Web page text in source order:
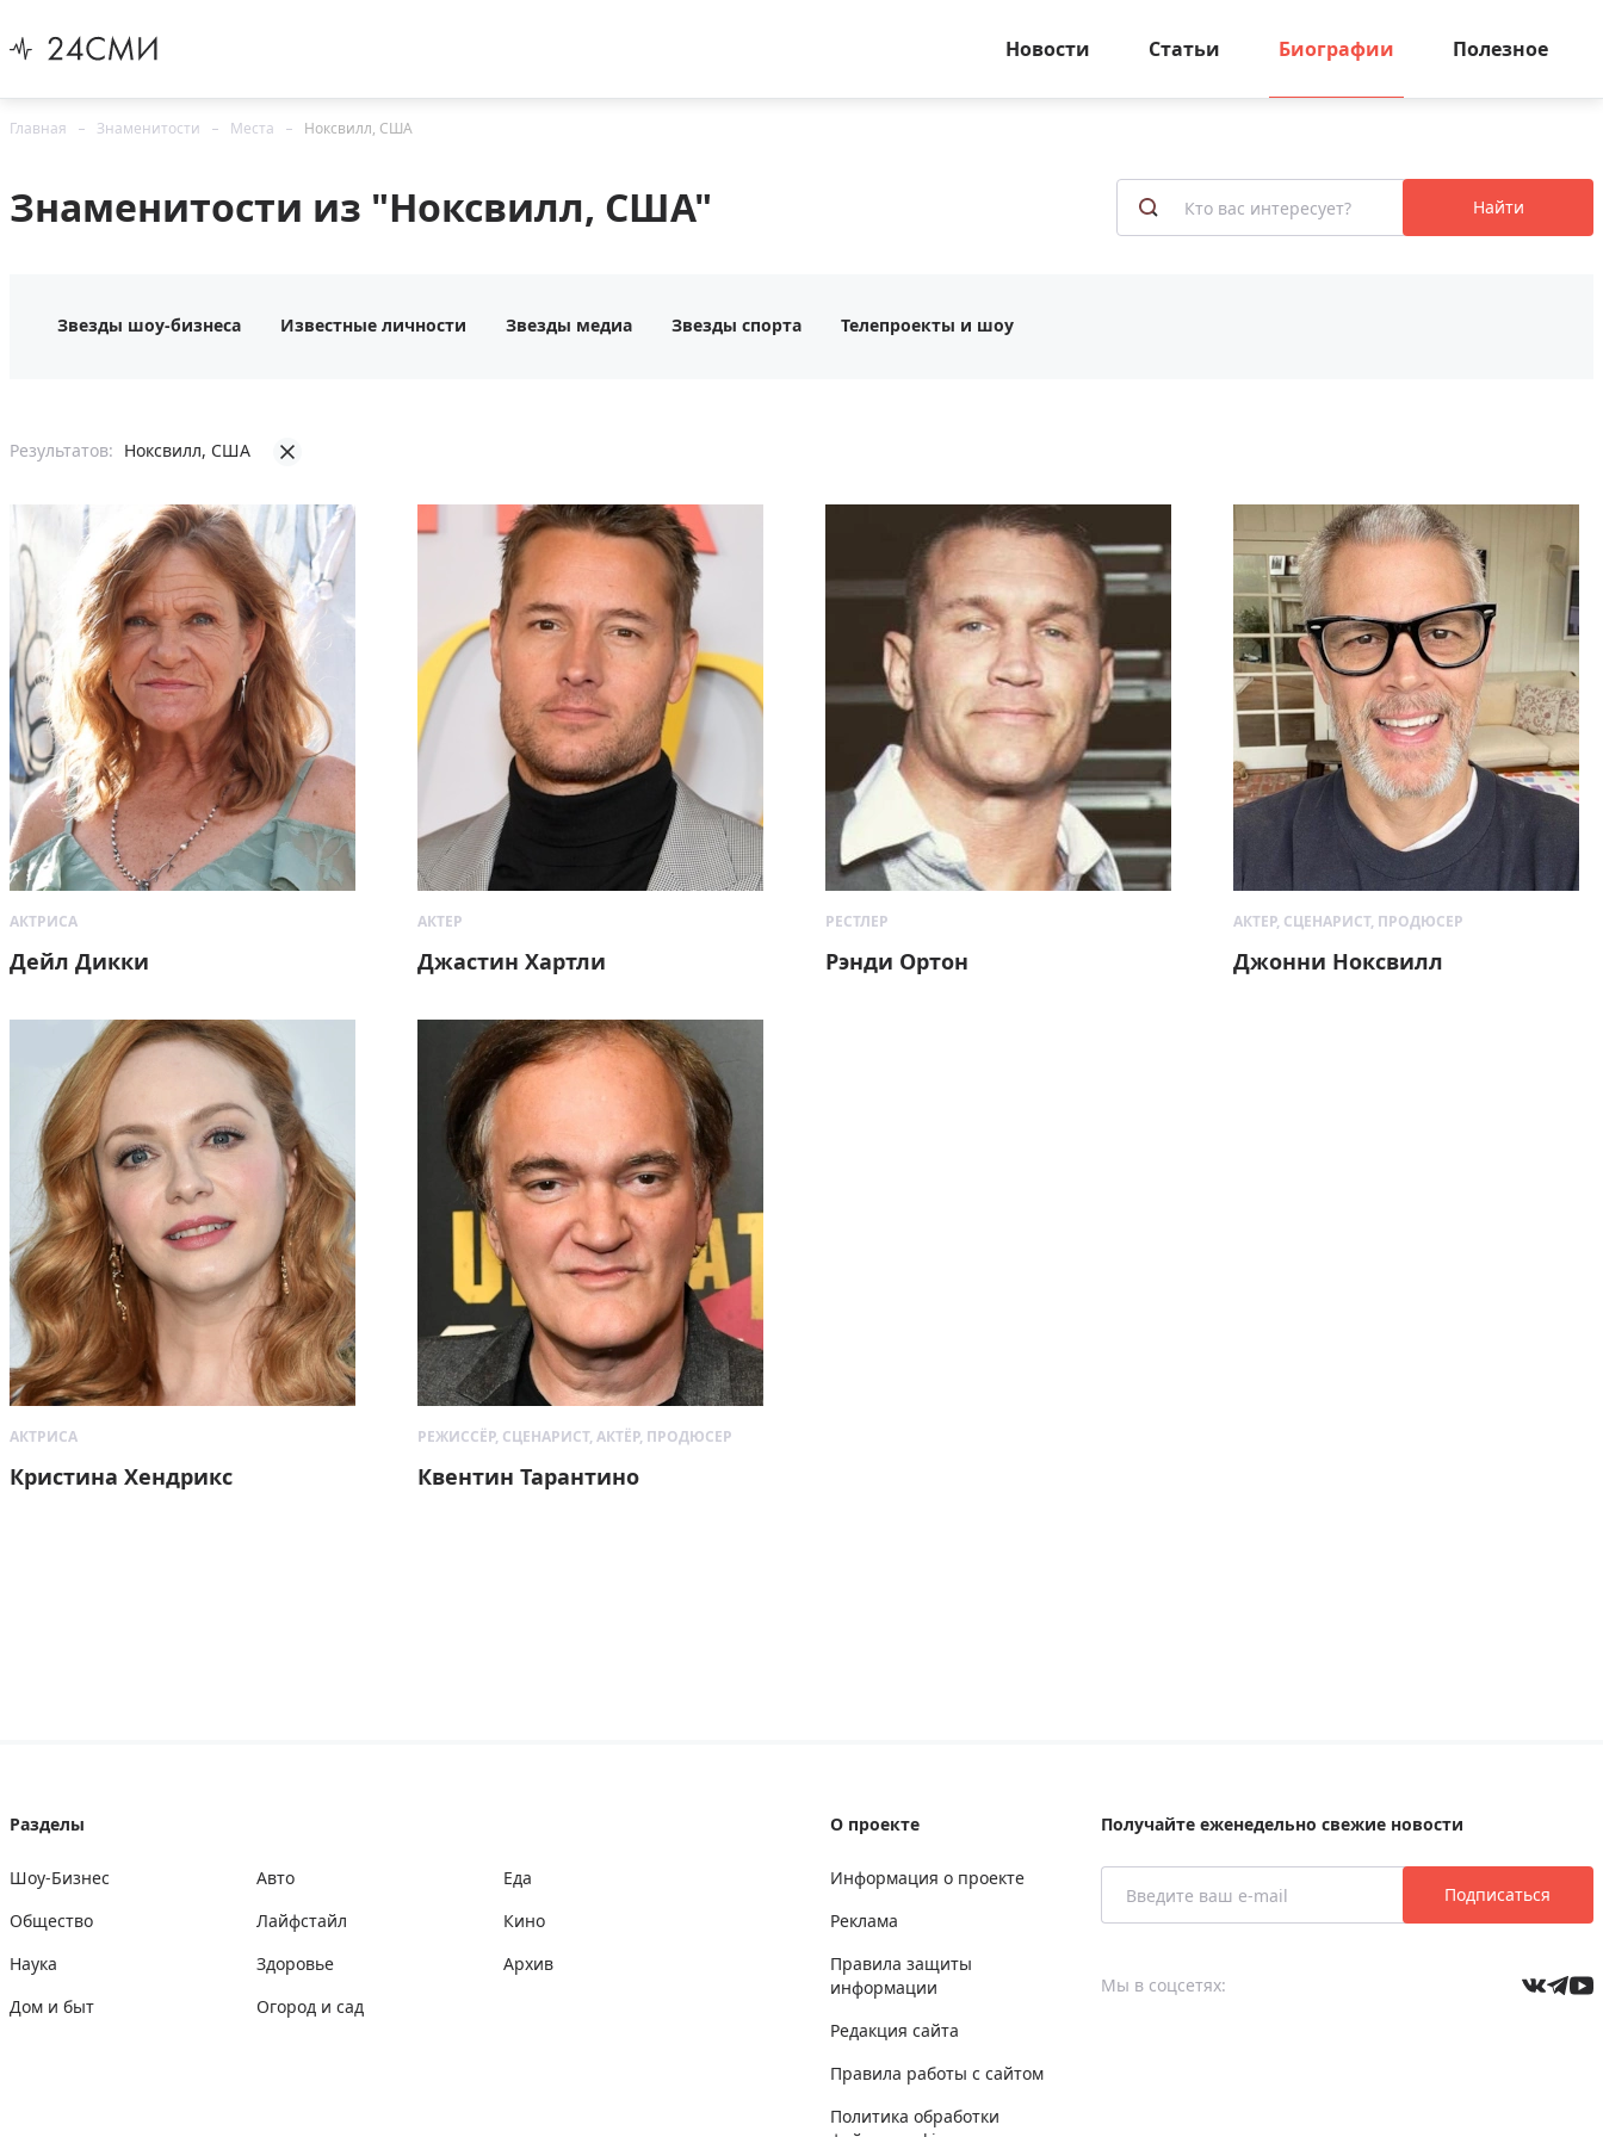
Новости Статьи Биографии Полезное
Главная Знаменитости Места Ноксвилл, США
Знаменитости из "Ноксвилл, США" Найти
Звезды шоу-бизнеса Известные личности Звезды медиа Звезды спорта Телепроекты и шоу
Результатов: Ноксвилл, США
АКТРИСА
Дейл Дикки
АКТЕР
Джастин Хартли
РЕСТЛЕР
Рэнди Ортон
АКТЕР, СЦЕНАРИСТ, ПРОДЮСЕР
Джонни Ноксвилл
АКТРИСА
Кристина Хендрикс
РЕЖИССЁР, СЦЕНАРИСТ, АКТЁР, ПРОДЮСЕР
Квентин Тарантино
Разделы
Шоу-Бизнес
Общество
Наука
Дом и быт
Авто
Лайфстайл
Здоровье
Огород и сад
Еда
Кино
Архив
О проекте
Информация о проекте
Реклама
Правила защиты
информации
Редакция сайта
Правила работы с сайтом
Политика обработки
Получайте еженедельно свежие новости
Подписаться
Мы в соцсетях: